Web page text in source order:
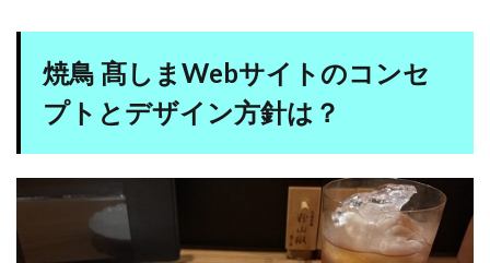
焼鳥 髙しまWebサイトのコンセ
プトとデザイン方針は？